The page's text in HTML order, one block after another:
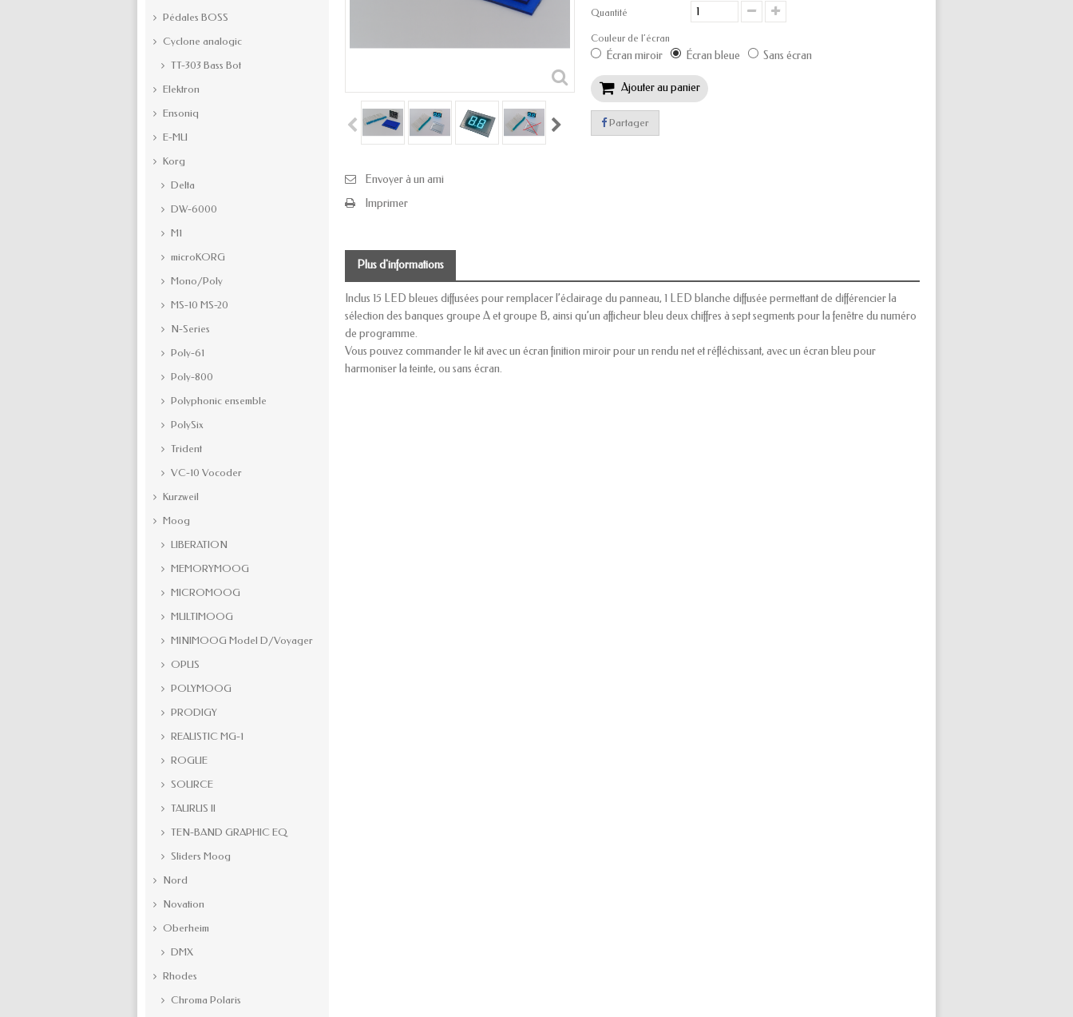
Pédales BOSS
Cyclone analogic
TT-303 Bass Bot
Elektron
Ensoniq
E-MU
Korg
Delta
DW-6000
M1
microKORG
Mono/Poly
MS-10 MS-20
N-Series
Poly-61
Poly-800
Polyphonic ensemble
PolySix
Trident
VC-10 Vocoder
Kurzweil
Moog
LIBERATION
MEMORYMOOG
MICROMOOG
MULTIMOOG
MINIMOOG Model D/Voyager
OPUS
POLYMOOG
PRODIGY
REALISTIC MG-1
ROGUE
SOURCE
TAURUS II
TEN-BAND GRAPHIC EQ
Sliders Moog
Nord
Novation
Oberheim
DMX
Rhodes
Chroma Polaris
Envoyer à un ami
Imprimer
Quantité
Couleur de l’écran
Écran miroir Écran bleue Sans écran
Ajouter au panier
Partager
Plus d'informations
Inclus 15 LED bleues diffusées pour remplacer l’éclairage du panneau, 1 LED blanche diffusée permettant de différencier la
sélection des banques groupe A et groupe B, ainsi qu’un afficheur bleu deux chiffres à sept segments pour la fenêtre du numéro
de programme.
Vous pouvez commander le kit avec un écran finition miroir pour un rendu net et réfléchissant, avec un écran bleu pour
harmoniser la teinte, ou sans écran.